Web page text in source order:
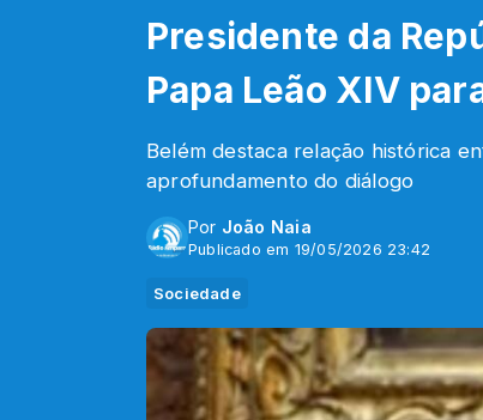
Presidente da
Papa Leão XIV
Belém destaca relação histórica
aprofundamento do diálogo
Por João Naia
Publicado em 19/05/2026 23:42
Sociedade